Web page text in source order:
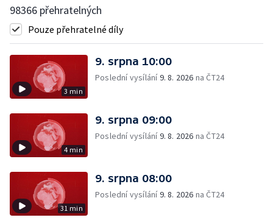
98366 přehratelných
Pouze přehratelné díly
3 min
9. srpna 10:00
Poslední vysílání9. 8. 2026 na ČT24
4 min
9. srpna 09:00
Poslední vysílání9. 8. 2026 na ČT24
31 min
9. srpna 08:00
Poslední vysílání9. 8. 2026 na ČT24